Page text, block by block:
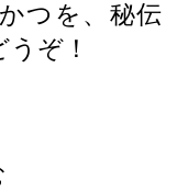
つを、秘伝
ぞ！